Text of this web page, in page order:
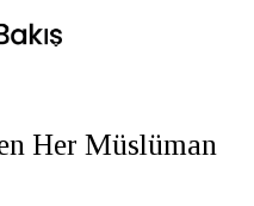
Her Müslüman